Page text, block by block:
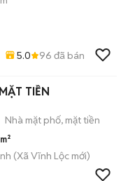
5.0 96 đã bán
TIỀN
Nhà mặt phố, mặt tiền
(Xã Vĩnh Lộc mới)